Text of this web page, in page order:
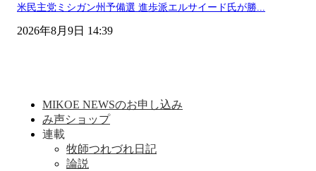
米民主党ミシガン州予備選 進歩派エルサイード氏が勝...
2026年8月9日 14:39
MIKOE NEWSのお申し込み
み声ショップ
連載
牧師つれづれ日記
論説